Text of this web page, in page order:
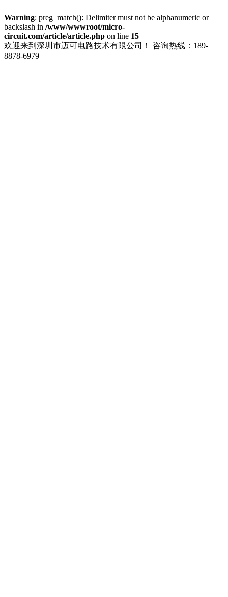
Warning: preg_match(): Delimiter must not be alphanumeric or
backslash in /www/wwwroot/micro-
circuit.com/article/article.php on line 15
欢迎来到深圳市迈可电路技术有限公司！
咨询热线：189-
8878-6979